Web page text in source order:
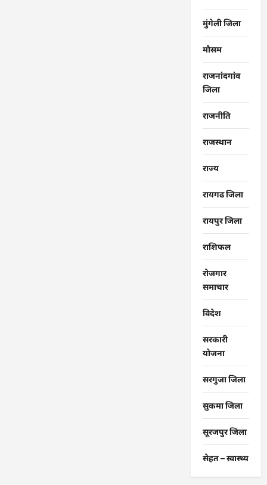
मुंगेली जिला
मौसम
राजनांदगांव
जिला
राजनीति
राजस्थान
राज्‍य
रायगढ जिला
रायपुर जिला
राशिफल
रोजगार
समाचार
विदेश
सरकारी
योजना
सरगुजा जिला
सुकमा जिला
सूरजपुर जिला
सेहत – स्‍वास्‍थ्‍य